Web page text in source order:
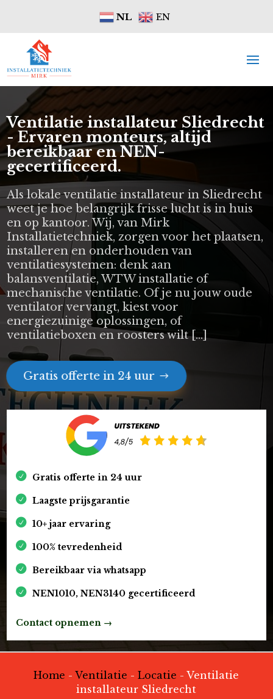
NL EN
Ventilatie installateur Sliedrecht
- Ervaren monteurs, altijd
bereikbaar en NEN-
gecertificeerd.
Als lokale ventilatie installateur in Sliedrecht
weet je hoe belangrijk frisse lucht is in huis
en op kantoor. Wij, van Mirk
Installatietechniek, zorgen voor het plaatsen,
installeren en onderhouden van
ventilatiesystemen: denk aan
balansventilatie, WTW installatie of
mechanische ventilatie. Of je nu jouw oude
ventilator vervangt, kiest voor
energiezuinige oplossingen, of
ventilatieboxen en roosters wilt […]
Gratis offerte in 24 uur
Gratis offerte in 24 uur
Laagste prijsgarantie
10+ jaar ervaring
100% tevredenheid
Bereikbaar via whatsapp
NEN1010, NEN3140 gecertificeerd
Contact opnemen →
Home -Ventilatie -Locatie -Ventilatie
installateur Sliedrecht